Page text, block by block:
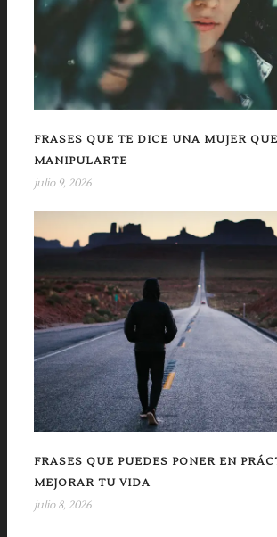
FRASES QUE TE DICE UNA MUJER
MANIPULARTE
julio 9, 2026
FRASES QUE PUEDES PONER EN
MEJORAR TU VIDA
julio 8, 2026